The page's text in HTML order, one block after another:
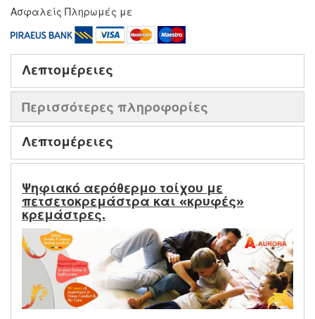
Ασφαλείς Πληρωμές με
Λεπτομέρειες
Περισσότερες πληροφορίες
Λεπτομέρειες
Ψηφιακό αερόθερμο τοίχου με
πετσετοκρεμάστρα και «κρυφές»
κρεμάστρες.